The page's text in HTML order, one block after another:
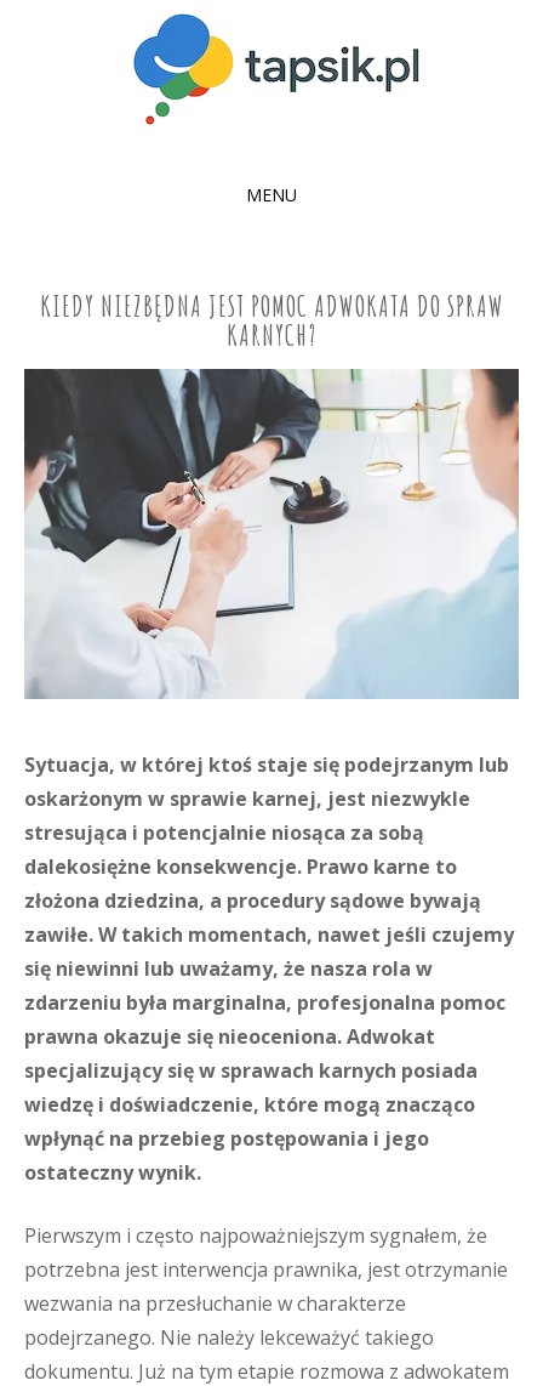
MENU
CONTENT
KIEDY NIEZBĘDNA JEST POMOC ADWOKATA DO SPRAW
KARNYCH?
Sytuacja, w której ktoś staje się podejrzanym lub
oskarżonym w sprawie karnej, jest niezwykle
stresująca i potencjalnie niosąca za sobą
dalekosiężne konsekwencje. Prawo karne to
złożona dziedzina, a procedury sądowe bywają
zawiłe. W takich momentach, nawet jeśli czujemy
się niewinni lub uważamy, że nasza rola w
zdarzeniu była marginalna, profesjonalna pomoc
prawna okazuje się nieoceniona. Adwokat
specjalizujący się w sprawach karnych posiada
wiedzę i doświadczenie, które mogą znacząco
wpłynąć na przebieg postępowania i jego
ostateczny wynik.
Pierwszym i często najpoważniejszym sygnałem, że
potrzebna jest interwencja prawnika, jest otrzymanie
wezwania na przesłuchanie w charakterze
podejrzanego. Nie należy lekceważyć takiego
dokumentu. Już na tym etapie rozmowa z adwokatem